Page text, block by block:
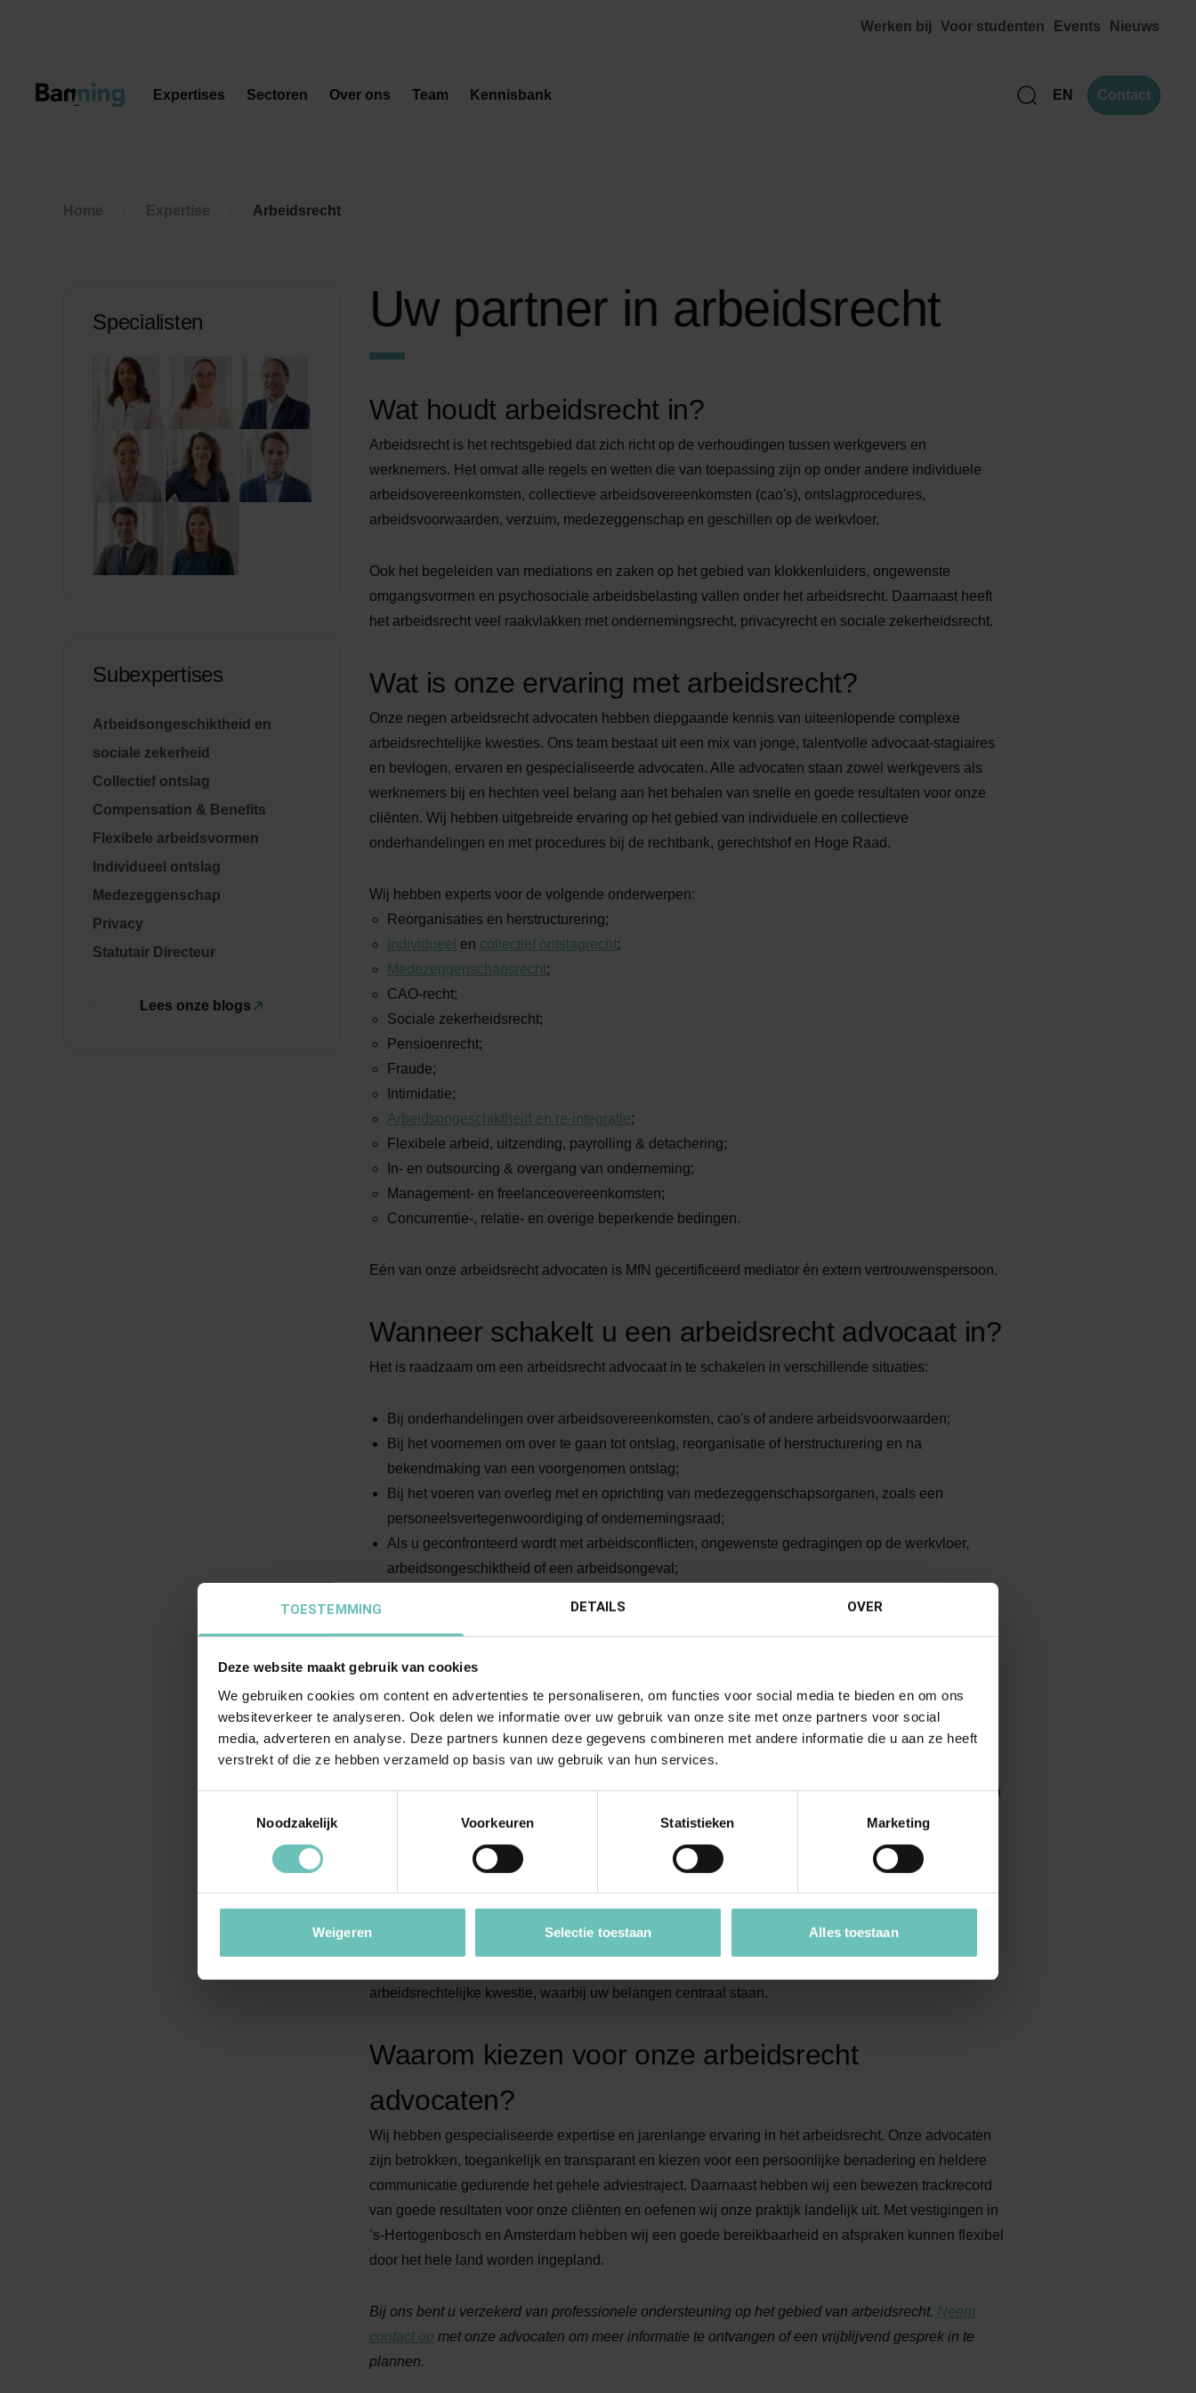
TOESTEMMING DETAILS OVER
Deze website maakt gebruik van cookies
We gebruiken cookies om content en advertenties te personaliseren, om functies voor social media te bieden en om ons
websiteverkeer te analyseren. Ook delen we informatie over uw gebruik van onze site met onze partners voor social
media, adverteren en analyse. Deze partners kunnen deze gegevens combineren met andere informatie die u aan ze heeft
verstrekt of die ze hebben verzameld op basis van uw gebruik van hun services.
Noodzakelijk
Voorkeuren Statistieken Marketing
Weigeren Selectie toestaan Alles toestaan
Werken bij Voor studenten Events Nieuws
ZoekEN Contact
Expertises Sectoren Over ons Team Kennisbank
Home Expertise Arbeidsrecht
Uw partner in arbeidsrecht
Wat houdt arbeidsrecht in?
Arbeidsrecht is het rechtsgebied dat zich richt op de verhoudingen tussen werkgevers en
werknemers. Het omvat alle regels en wetten die van toepassing zijn op onder andere individuele
arbeidsovereenkomsten, collectieve arbeidsovereenkomsten (cao's), ontslagprocedures,
arbeidsvoorwaarden, verzuim, medezeggenschap en geschillen op de werkvloer.
Ook het begeleiden van mediations en zaken op het gebied van klokkenluiders, ongewenste
omgangsvormen en psychosociale arbeidsbelasting vallen onder het arbeidsrecht. Daarnaast heeft
het arbeidsrecht veel raakvlakken met ondernemingsrecht, privacyrecht en sociale zekerheidsrecht.
Wat is onze ervaring met arbeidsrecht?
Onze negen arbeidsrecht advocaten hebben diepgaande kennis van uiteenlopende complexe
arbeidsrechtelijke kwesties. Ons team bestaat uit een mix van jonge, talentvolle advocaat-stagiaires
en bevlogen, ervaren en gespecialiseerde advocaten. Alle advocaten staan zowel werkgevers als
werknemers bij en hechten veel belang aan het behalen van snelle en goede resultaten voor onze
cliënten. Wij hebben uitgebreide ervaring op het gebied van individuele en collectieve
onderhandelingen en met procedures bij de rechtbank, gerechtshof en Hoge Raad.
Wij hebben experts voor de volgende onderwerpen:
Reorganisaties en herstructurering;
Individueel en collectief ontslagrecht;
Medezeggenschapsrecht;
CAO-recht;
Sociale zekerheidsrecht;
Pensioenrecht;
Fraude;
Intimidatie;
Arbeidsongeschiktheid en re-integratie;
Flexibele arbeid, uitzending, payrolling & detachering;
In- en outsourcing & overgang van onderneming;
Management- en freelanceovereenkomsten;
Concurrentie-, relatie- en overige beperkende bedingen.
Eén van onze arbeidsrecht advocaten is MfN gecertificeerd mediator én extern vertrouwenspersoon.
Wanneer schakelt u een arbeidsrecht advocaat in?
Het is raadzaam om een arbeidsrecht advocaat in te schakelen in verschillende situaties:
Bij onderhandelingen over arbeidsovereenkomsten, cao's of andere arbeidsvoorwaarden;
Bij het voornemen om over te gaan tot ontslag, reorganisatie of herstructurering en na
bekendmaking van een voorgenomen ontslag;
Bij het voeren van overleg met en oprichting van medezeggenschapsorganen, zoals een
personeelsvertegenwoordiging of ondernemingsraad;
Als u geconfronteerd wordt met arbeidsconflicten, ongewenste gedragingen op de werkvloer,
arbeidsongeschiktheid of een arbeidsongeval;
Wat is onze werkwijze?
Onze arbeidsrecht advocaten hanteren een persoonlijke en resultaatgerichte aanpak om uw
belangen optimaal te behartigen. Onze werkwijze omvat onder andere:
Een persoonlijke kennismaking met een grondige analyse van uw situatie en het identificeren van
de juridische vraagstukken.
Gepersonaliseerd advies op maat, gebaseerd op onze expertise en kennis van de wet- en
Onderhandelingen met de tegenpartij om tot een passende oplossing te komen.
arbeidsrechtelijke kwestie, waarbij uw belangen centraal staan.
Waarom kiezen voor onze arbeidsrecht
advocaten?
Wij hebben gespecialiseerde expertise en jarenlange ervaring in het arbeidsrecht. Onze advocaten
zijn betrokken, toegankelijk en transparant en kiezen voor een persoonlijke benadering en heldere
communicatie gedurende het gehele adviestraject. Daarnaast hebben wij een bewezen trackrecord
van goede resultaten voor onze cliënten en oefenen wij onze praktijk landelijk uit. Met vestigingen in
’s-Hertogenbosch en Amsterdam hebben wij een goede bereikbaarheid en afspraken kunnen flexibel
door het hele land worden ingepland.
Bij ons bent u verzekerd van professionele ondersteuning op het gebied van arbeidsrecht. Neem
contact op met onze advocaten om meer informatie te ontvangen of een vrijblijvend gesprek in te
plannen.
Specialisten
Subexpertises
Arbeidsongeschiktheid en
sociale zekerheid
Collectief ontslag
Compensation & Benefits
Flexibele arbeidsvormen
Individueel ontslag
Medezeggenschap
Privacy
Statutair Directeur
Lees onze blogs